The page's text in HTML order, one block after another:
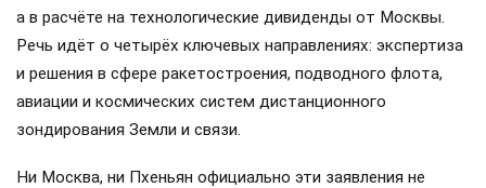
а в расчёте на технологические дивиденды от Москвы.
Речь идёт о четырёх ключевых направлениях: экспертиза
и решения в сфере ракетостроения, подводного флота,
авиации и космических систем дистанционного
зондирования Земли и связи.
Ни Москва, ни Пхеньян официально эти заявления не